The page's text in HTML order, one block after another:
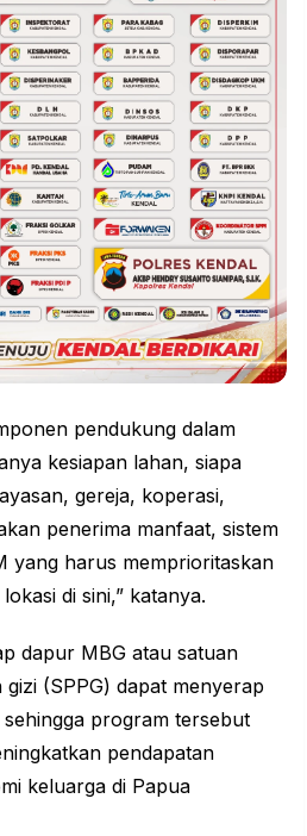
pendukung dalam
kesiapan lahan, siapa
gereja, koperasi,
penerima manfaat, sistem
yang harus memprioritaskan
di sini,” katanya.
dapur MBG atau satuan
(SPPG) dapat menyerap
program tersebut
pendapatan
keluarga di Papua